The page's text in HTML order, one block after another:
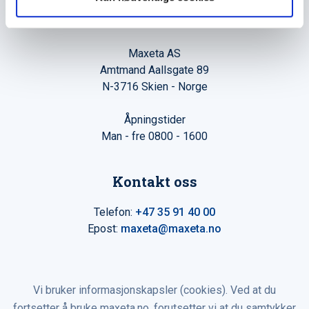
Hovedkontor
Maxeta AS
Amtmand Aallsgate 89
N-3716 Skien - Norge
Åpningstider
Man - fre 0800 - 1600
Kontakt oss
Telefon: +47 35 91 40 00
Epost: maxeta@maxeta.no
Vi bruker informasjonskapsler (cookies). Ved at du